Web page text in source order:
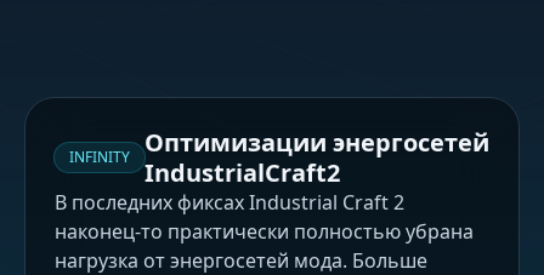
INFINITY
Оптимизации энергосетей
IndustrialCraft2
В последних фиксах Industrial Craft 2
наконец-то практически полностью убрана
нагрузка от энергосетей мода. Больше